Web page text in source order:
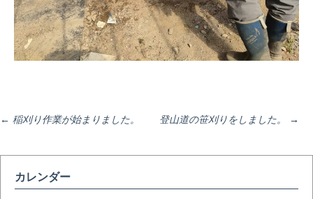
投
稿
← 稲刈り作業が始まりました。 登山道の笹刈りをしました。 →
カレンダー